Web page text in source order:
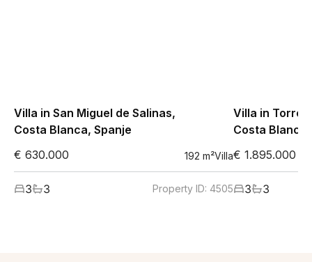
Villa in San Miguel de Salinas,
Costa Blanca, Spanje
€ 630.000
192 m²Villa
3 3 Property ID: 4505
Villa in Torre
Costa
€ 1.895.000
3 3